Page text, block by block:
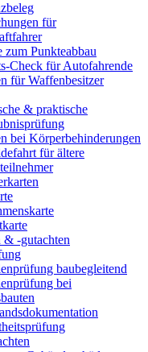
für
zum Punkteabbau
Check für Autofahrende
für Waffenbesitzer
& praktische
bei Körperbehinderungen
für ältere
-gutachten
baubegleitend
bei